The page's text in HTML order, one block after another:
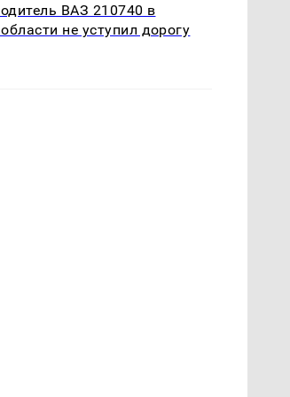
ВАЗ 210740 в
не уступил дорогу